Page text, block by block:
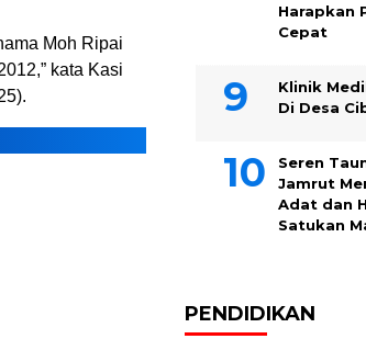
Moh Ripai
kata Kasi
Harapkan
Cepat
Klinik
Di Desa
Seren
Jamrut
Adat dan
Satukan
PENDIDIKAN